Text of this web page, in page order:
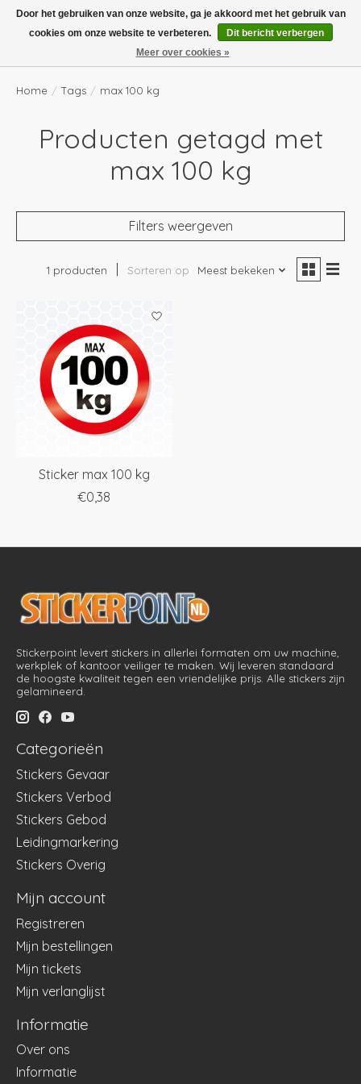
Boven de €100,- gratis verzending! Vóór 14.00 besteld, volgende dag in huis!
Verlanglijst
Home / Tags / max 100 kg
Producten getagd met
max 100 kg
Filters weergeven
1 producten Sorteren op Meest bekeken
Sticker max 100 kg
€0,38
Stickerpoint levert stickers in allerlei formaten om uw machine,
werkplek of kantoor veiliger te maken. Wij leveren standaard
de hoogste kwaliteit tegen een vriendelijke prijs. Alle stickers zijn
gelamineerd.
Categorieën
Stickers Gevaar
Stickers Verbod
Stickers Gebod
Leidingmarkering
Stickers Overig
Mijn account
Registreren
Mijn bestellingen
Mijn tickets
Mijn verlanglijst
Informatie
Over ons
Informatie
Door het gebruiken van onze website, ga je akkoord met het gebruik van
cookies om onze website te verbeteren.
Dit bericht verbergen
Meer over cookies »